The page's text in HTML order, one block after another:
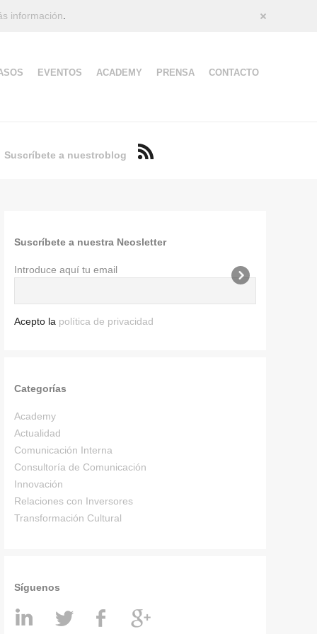
información
EVENTOS ACADEMY PRENSA CONTACTO
Suscríbete a nuestroblog
Suscríbete a nuestra Neosletter
Introduce aquí tu email
Acepto la política de privacidad
Categorías
Academy
Actualidad
Comunicación Interna
Consultoría de Comunicación
Innovación
Relaciones con Inversores
Transformación Cultural
Síguenos